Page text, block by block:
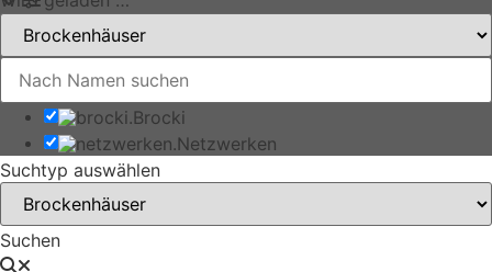
Brocki
Netzwerken
Suchtyp auswählen
Suchen